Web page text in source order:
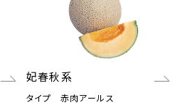
妃春秋系
タイプ
赤肉アールス